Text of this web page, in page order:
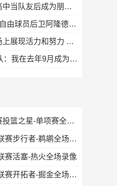
扎威：我和布朗尼在高中当队友后成为朋友 很兴奋能再次并肩作战
离开CBA！Haynes：自由球员后卫阿隆德斯·威廉姆斯签约奇才
湖人新援扎威：会在场上展现活力和努力 防守对方最好的球员
NBA球星哈斯勒姆确认：我在去年9月成为伊普斯维奇少数股东
WNBA全明星单项赛投篮之星-单项赛全场录像
07月19日NBA夏季联赛步行者-鹈鹕全场录像
赛活塞-热火全场录像
07月17日NBA夏季联赛开拓者-掘金全场录像